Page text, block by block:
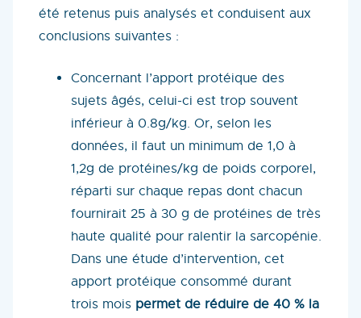
été retenus puis analysés et conduisent aux
conclusions suivantes :
Concernant l’apport protéique des
sujets âgés, celui-ci est trop souvent
inférieur à 0.8g/kg. Or, selon les
données, il faut un minimum de 1,0 à
1,2g de protéines/kg de poids corporel,
réparti sur chaque repas dont chacun
fournirait 25 à 30 g de protéines de très
haute qualité pour ralentir la sarcopénie.
Dans une étude d’intervention, cet
apport protéique consommé durant
trois mois permet de réduire de 40 % la